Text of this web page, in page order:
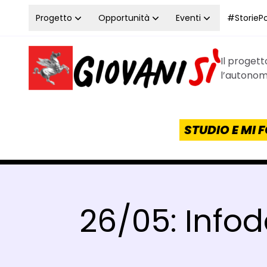
Vai al contenuto
Progetto Opportunità Eventi
Homepage Giovanisì - Progetto della Regione
Il
STUDIO E MI
26/05: